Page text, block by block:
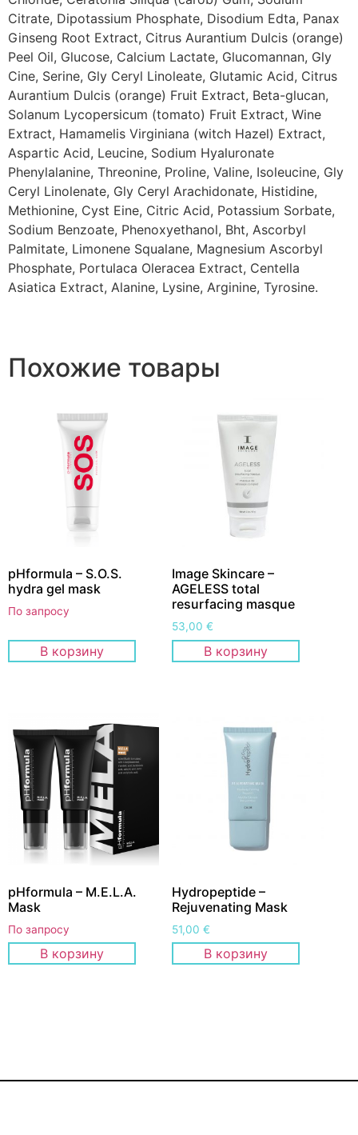
Citrate, Dipotassium Phosphate, Disodium Edta, Panax
Ginseng Root Extract, Citrus Aurantium Dulcis (orange)
Peel Oil, Glucose, Calcium Lactate, Glucomannan, Gly
Cine, Serine, Gly Ceryl Linoleate, Glutamic Acid, Citrus
Aurantium Dulcis (orange) Fruit Extract, Beta-glucan,
Solanum Lycopersicum (tomato) Fruit Extract, Wine
Extract, Hamamelis Virginiana (witch Hazel) Extract,
Aspartic Acid, Leucine, Sodium Hyaluronate
Phenylalanine, Threonine, Proline, Valine, Isoleucine, Gly
Ceryl Linolenate, Gly Ceryl Arachidonate, Histidine,
Methionine, Cyst Eine, Citric Acid, Potassium Sorbate,
Sodium Benzoate, Phenoxyethanol, Bht, Ascorbyl
Palmitate, Limonene Squalane, Magnesium Ascorbyl
Phosphate, Portulaca Oleracea Extract, Centella
Asiatica Extract, Alanine, Lysine, Arginine, Tyrosine.
Похожие товары
pHformula – S.O.S.
hydra gel mask
По запросу
В корзину
Image Skincare –
AGELESS total
resurfacing masque
53,00€
В корзину
pHformula – M.E.L.A.
Mask
По запросу
В корзину
Hydropeptide –
Rejuvenating Mask
51,00€
В корзину